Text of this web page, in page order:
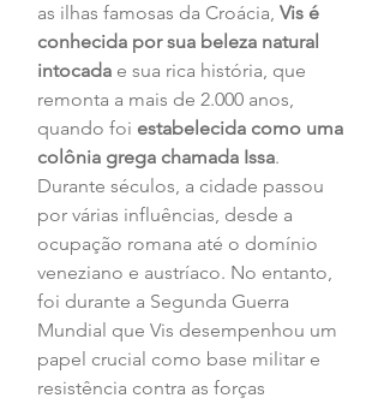
as ilhas famosas da Croácia, Vis é
conhecida por sua beleza natural
intocada e sua rica história, que
remonta a mais de 2.000 anos,
quando foi estabelecida como uma
colônia grega chamada Issa.
Durante séculos, a cidade passou
por várias influências, desde a
ocupação romana até o domínio
veneziano e austríaco. No entanto,
foi durante a Segunda Guerra
Mundial que Vis desempenhou um
papel crucial como base militar e
resistência contra as forças